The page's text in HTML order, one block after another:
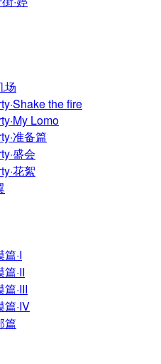
场
the fire
Lomo
准备篇
盛会
花絮
·I
·II
·III
篇·IV
篇